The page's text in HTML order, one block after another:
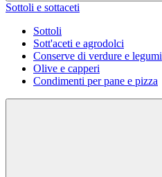
Sottoli e sottaceti
Sottoli
Sott'aceti e agrodolci
Conserve di verdure e legumi
Olive e capperi
Condimenti per pane e pizza